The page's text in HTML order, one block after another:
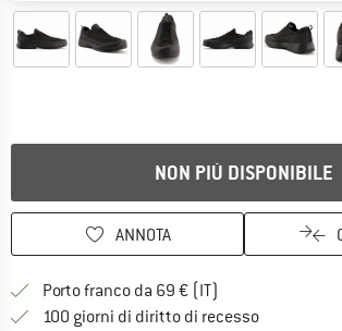
NON PIÙ DISPONIBILE
ANNOTA
Porto franco da 69 € (IT)
100 giorni di diritto di recessoVai alla